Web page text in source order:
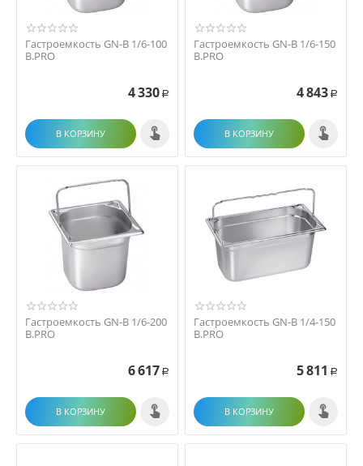
Гастроемкость GN-B 1/6-100
B.PRO
4 330 Р
В КОРЗИНУ
Гастроемкость GN-B 1/6-150
B.PRO
4 843 Р
В КОРЗИНУ
Гастроемкость GN-B 1/6-200
B.PRO
6 617 Р
В КОРЗИНУ
Гастроемкость GN-B 1/4-150
B.PRO
5 811 Р
В КОРЗИНУ